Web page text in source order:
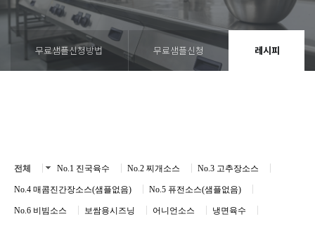
무료샘플신청방법 무료샘플신청 레시피
전체 No.1 진국육수 No.2 찌개소스 No.3 고추장소스
No.4 매콤진간장소스(샘플없음) No.5 퓨전소스(샘플없음)
No.6 비빔소스 보쌈용시즈닝 어니언소스 냉면육수